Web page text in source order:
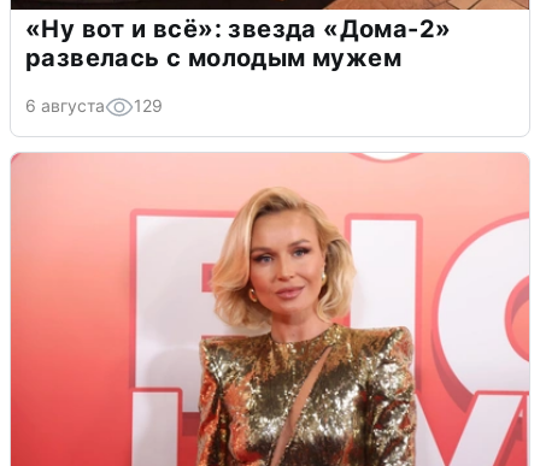
«Ну вот и всё»: звезда «Дома-2»
развелась с молодым мужем
6 августа 129